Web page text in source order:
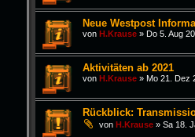
Neue Westpost
von H.Krause» Do 5. Aug
Aktivitäten ab 2021
von H.Krause» Mo 21. Dez
Rückblick:
von H.Krause» Sa 18.